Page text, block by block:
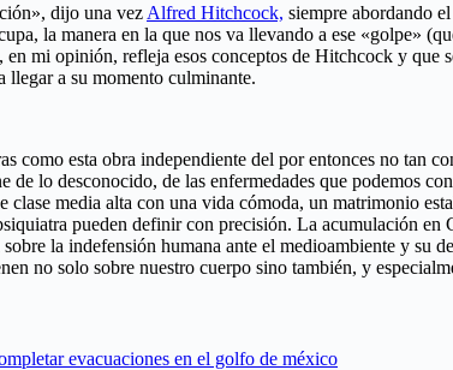
dijo una vez Alfred Hitchcock, siempre abordando
la manera en la que nos va llevando a ese «golpe»
en mi opinión, refleja esos conceptos de Hitchcock y
llegar a su momento culminante.
como esta obra independiente del por entonces no
de lo desconocido, de las enfermedades que podemos
clase media alta con una vida cómoda, un matrimonio
pueden definir con precisión. La acumulación
la indefensión humana ante el medioambiente y
no solo sobre nuestro cuerpo sino también, y
evacuaciones en el golfo de méxico